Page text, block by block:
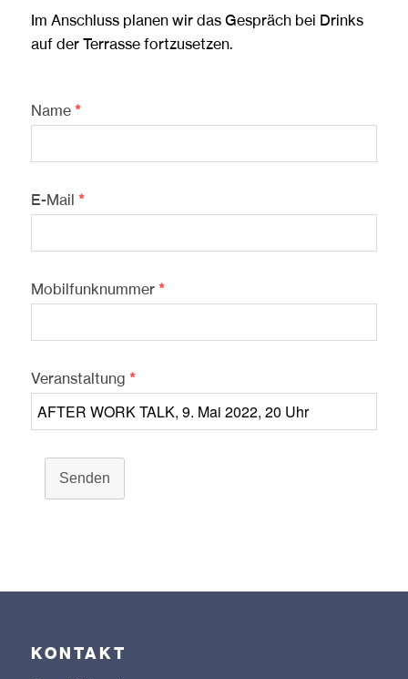
Im Anschluss planen wir das Gespräch bei Drinks
auf der Terrasse fortzusetzen.
Name *
E-Mail *
Mobilfunknummer *
Veranstaltung *
Senden
KONTAKT